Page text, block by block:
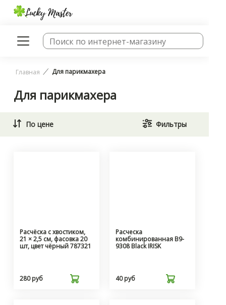
Главная Для парикмахера
Для парикмахера
По цене Фильтры
Расчёска с хвостиком,
21 × 2,5 см, фасовка 20
шт, цвет чёрный 787321
280 руб
Расческа
комбинированная B9-
9308 Black IRISK
40 руб